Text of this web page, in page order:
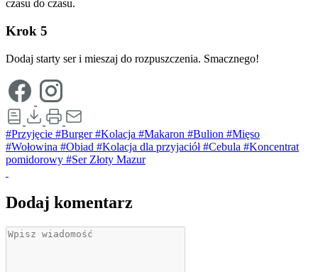
czasu do czasu.
Krok 5
Dodaj starty ser i mieszaj do rozpuszczenia. Smacznego!
#Przyjęcie #Burger#Kolacja #Makaron #Bulion #Mięso
#Wołowina #Obiad #Kolacja dla przyjaciół#Cebula #Koncentrat
pomidorowy #Ser Złoty Mazur
Dodaj komentarz